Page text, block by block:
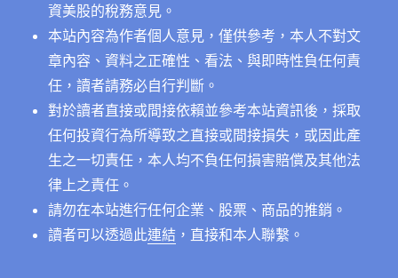
資美股的稅務意見。
本站內容為作者個人意見，僅供參考，本人不對文
章內容、資料之正確性、看法、與即時性負任何責
任，讀者請務必自行判斷。
對於讀者直接或間接依賴並參考本站資訊後，採取
任何投資行為所導致之直接或間接損失，或因此產
生之一切責任，本人均不負任何損害賠償及其他法
律上之責任。
請勿在本站進行任何企業、股票、商品的推銷。
讀者可以透過此連結 ，直接和本人聯繫。